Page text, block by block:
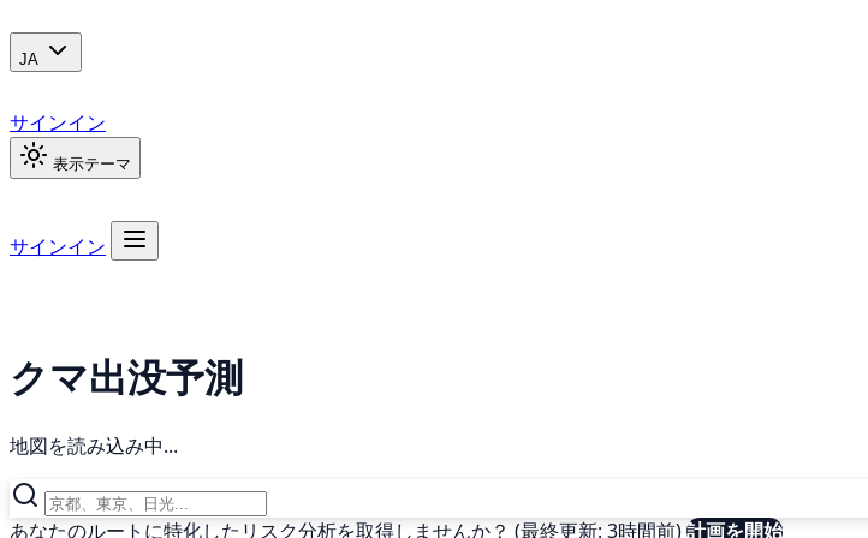
JA
サインイン
表示テーマ
サインイン
クマ出没予測
地図を読み込み中...
あなたのルートに特化したリスク分析を取得しませんか？ (最終更新: 3時間前)計画を開始